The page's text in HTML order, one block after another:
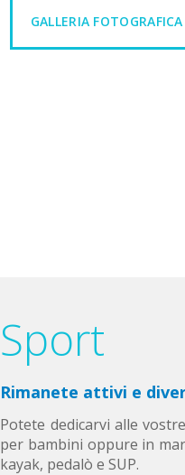
GALLERIA FOTOGRAFICA
Sport
Rimanete attivi e
Potete dedicarvi alle
per bambini oppure in
kayak, pedalò e SUP.